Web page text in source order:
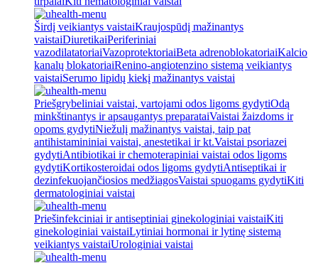
Širdį veikiantys vaistaiKraujospūdį mažinantys
vaistaiDiuretikaiPeriferiniai
vazodilatatoriaiVazoprotektoriaiBeta adrenoblokatoriaiKalcio
kanalų blokatoriaiRenino-angiotenzino sistemą veikiantys
vaistaiSerumo lipidų kiekį mažinantys vaistai
Priešgrybeliniai vaistai, vartojami odos ligoms gydytiOdą
minkštinantys ir apsaugantys preparataiVaistai žaizdoms ir
opoms gydytiNiežulį mažinantys vaistai, taip pat
antihistamininiai vaistai, anestetikai ir kt.Vaistai psoriazei
gydytiAntibiotikai ir chemoterapiniai vaistai odos ligoms
gydytiKortikosteroidai odos ligoms gydytiAntiseptikai ir
dezinfekuojančiosios medžiagosVaistai spuogams gydytiKiti
dermatologiniai vaistai
Priešinfekciniai ir antiseptiniai ginekologiniai vaistaiKiti
ginekologiniai vaistaiLytiniai hormonai ir lytinę sistemą
veikiantys vaistaiUrologiniai vaistai